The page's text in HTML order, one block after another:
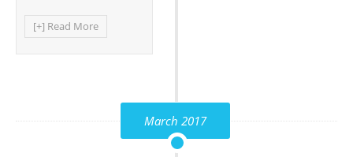
[+] Read More
March 2017